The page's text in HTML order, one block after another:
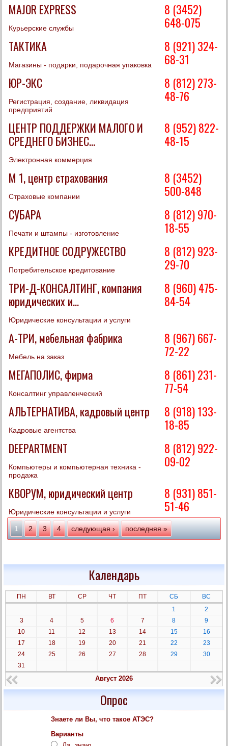
MAJOR EXPRESS
Курьерские службы
8 (3452)
648-075
ТАКТИКА
Магазины - подарки, подарочная упаковка
8 (921) 324-
68-31
ЮР-ЭКС
Регистрация, создание, ликвидация
предприятий
8 (812) 273-
48-76
ЦЕНТР ПОДДЕРЖКИ МАЛОГО И
СРЕДНЕГО БИЗНЕС...
Электронная коммерция
8 (952) 822-
48-15
М 1, центр страхования
Страховые компании
8 (3452)
500-848
СУБАРА
Печати и штампы - изготовление
8 (812) 970-
18-55
КРЕДИТНОЕ СОДРУЖЕСТВО
Потребительское кредитование
8 (812) 923-
29-70
ТРИ-Д-КОНСАЛТИНГ, компания
юридических и...
Юридические консультации и услуги
8 (960) 475-
84-54
А-ТРИ, мебельная фабрика
Мебель на заказ
8 (967) 667-
72-22
МЕГАПОЛИС, фирма
Консалтинг управленческий
8 (861) 231-
77-54
АЛЬТЕРНАТИВА, кадровый центр
Кадровые агентства
8 (918) 133-
18-85
DEEPARTMENT
Компьютеры и компьютерная техника -
продажа
8 (812) 922-
09-02
КВОРУМ, юридический центр
Юридические консультации и услуги
8 (931) 851-
51-46
Страницы
1 2 3 4 следующая › последняя »
Календарь
ПН ВТ СР ЧТ ПТ СБ
ВС
1
2
3
4 5 6 7 8
9
10
11 12 13 14 15
16
17
18 19 20 21 22
23
24
25 26 27 28 29
30
31
Август 2026
Опрос
Знаете ли Вы, что такое АТЭС?
Варианты